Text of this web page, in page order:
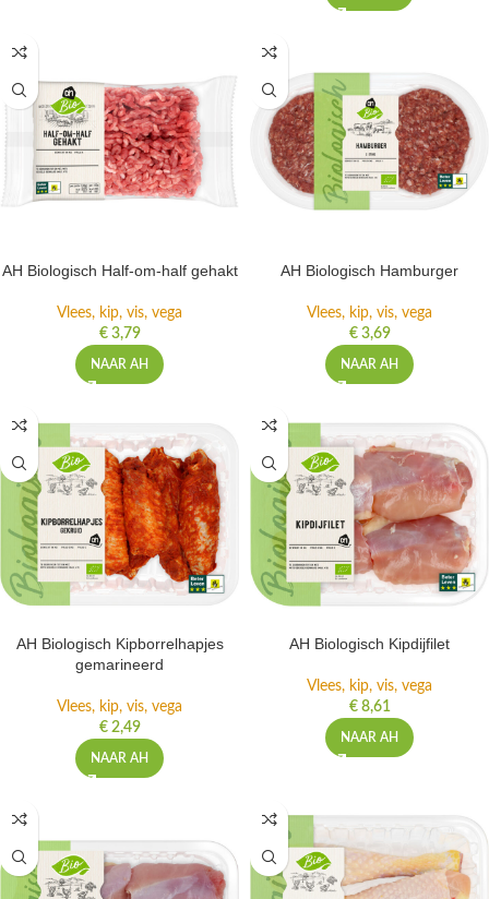
AH Biologisch Half-om-half gehakt
Vlees, kip, vis, vega
€3,79
NAAR AH
AH Biologisch Hamburger
Vlees, kip, vis, vega
€3,69
NAAR AH
AH Biologisch Kipborrelhapjes
gemarineerd
Vlees, kip, vis, vega
€2,49
NAAR AH
AH Biologisch Kipdijfilet
Vlees, kip, vis, vega
€8,61
NAAR AH